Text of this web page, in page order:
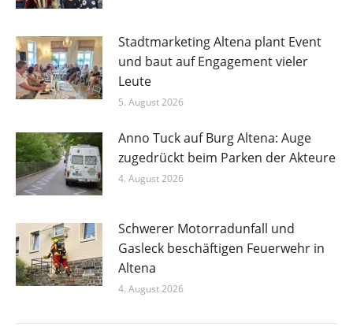
Stadtmarketing Altena plant Event
und baut auf Engagement vieler
Leute
5. August 2026
Anno Tuck auf Burg Altena: Auge
zugedrückt beim Parken der Akteure
4. August 2026
Schwerer Motorradunfall und
Gasleck beschäftigen Feuerwehr in
Altena
4. August 2026